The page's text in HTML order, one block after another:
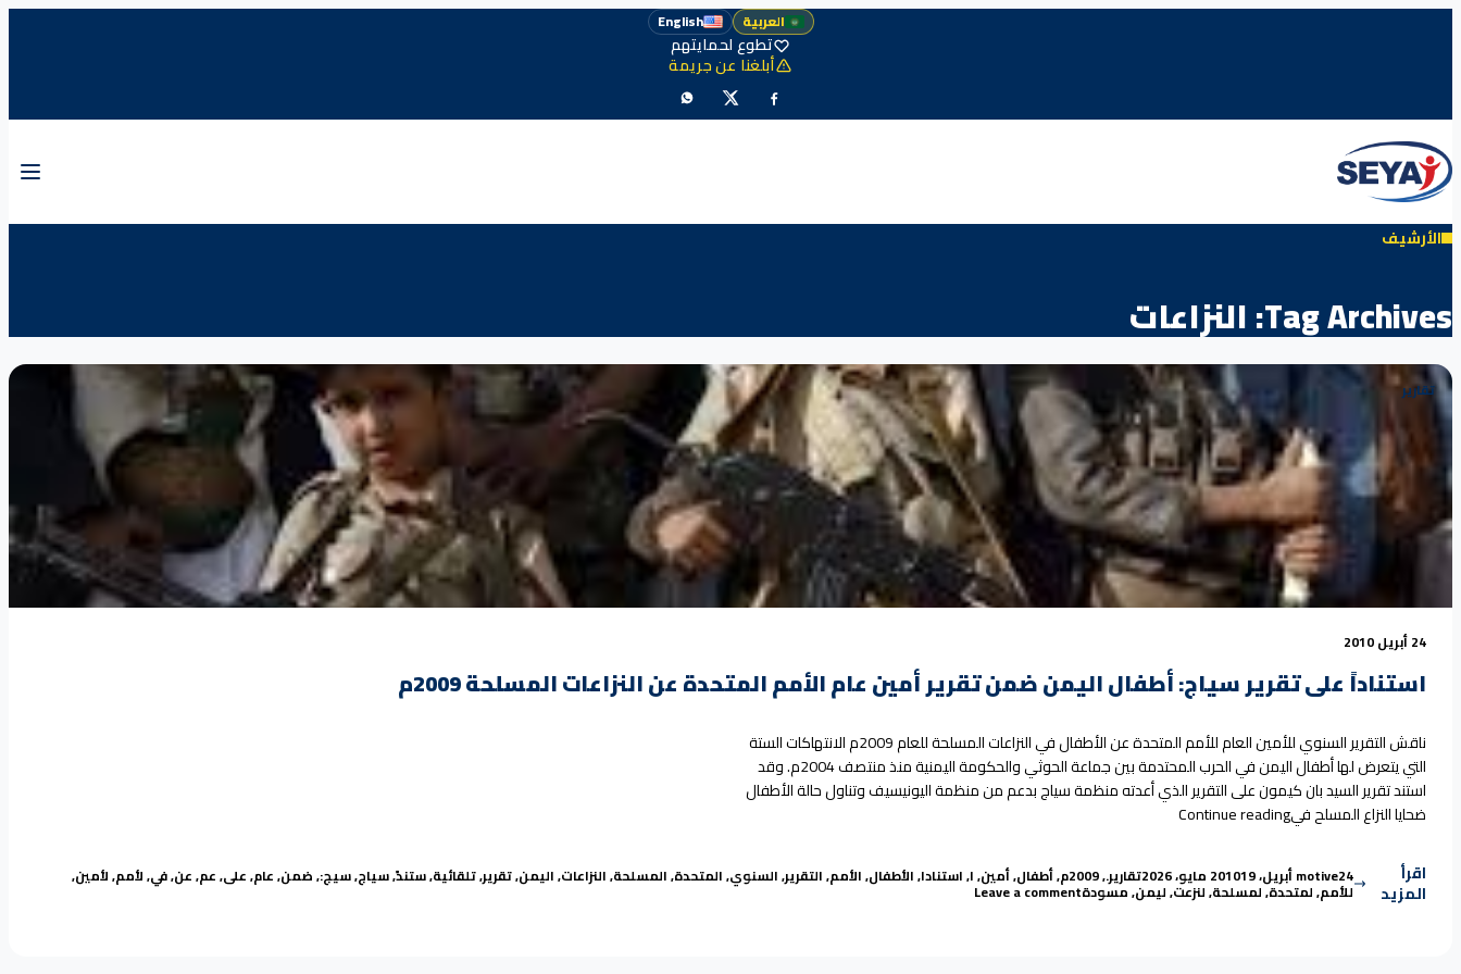
العربية English
تطوع لحمايتهم
أبلغنا عن جريمة
الأرشيف
Tag Archives: النزاعات
تقارير
24 أبريل 2010
استناداً على تقرير سياج: أطفال اليمن ضمن تقرير أمين عام الأمم المتحدة عن النزاعات المسلحة 2009م
ناقش التقرير السنوي للأمين العام للأمم المتحدة عن الأطفال في النزاعات المسلحة للعام 2009م الانتهاكات الستة
التي يتعرض لها أطفال اليمن في الحرب المحتدمة بين جماعة الحوثي والحكومة اليمنية منذ منتصف 2004م. وقد
استند تقرير السيد بان كيمون على التقرير الذي أعدته منظمة سياج بدعم من منظمة اليونيسيف وتناول حالة الأطفال
ضحايا النزاع المسلح فيContinue reading“استناداً على تقرير سياج: أطفال اليمن ضمن تقرير أمين عام الأمم المتحدة عن النزاعات المسلحة 2009م”
اقرأ
المزيد
Posted by
motive24 أبريل، 2010 19 مايو، 2026 Posted in
تقاريرTags:.
,2009م ,أطفال,أمين,ا,استنادا,الأطفال,الأمم,التقرير,السنوي,المتحدة,المسلحة,النزاعات,اليمن,تقرير,تلقائية,ستندً,سياج,سيج:,ضمن,عام,على,عم,عن,في,لأمم,لأمين,
للأمم,لمتحدة,لمسلحة,لنزعت,ليمن,مسودةLeave a comment